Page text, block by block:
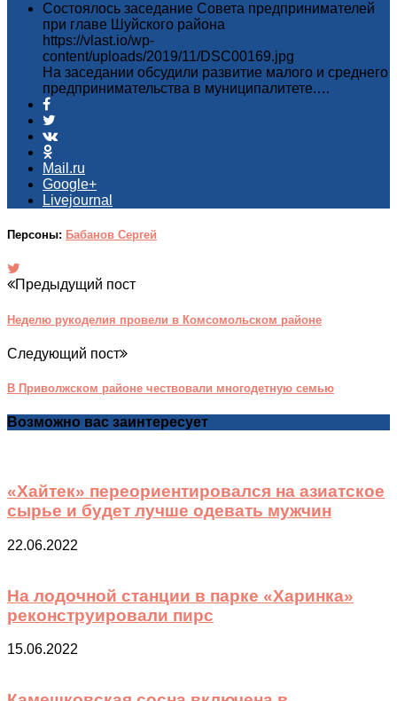
Состоялось заседание Совета предпринимателей
при главе Шуйского района
https://vlast.io/wp-
content/uploads/2019/11/DSC00169.jpg
На заседании обсудили развитие малого и среднего
предпринимательства в муниципалитете.…
Mail.ru
Google+
Livejournal
Персоны: Бабанов Сергей
Предыдущий пост
Неделю рукоделия провели в Комсомольском районе
Следующий пост
В Приволжском районе чествовали многодетную семью
Возможно вас заинтересует
«Хайтек» переориентировался на азиатское
сырье и будет лучше одевать мужчин
22.06.2022
На лодочной станции в парке «Харинка»
реконструировали пирс
15.06.2022